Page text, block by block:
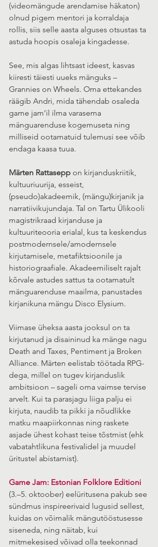
(videomängude arendamise häkaton)
olnud pigem mentori ja korraldaja
rollis, siis selle aasta alguses otsustas ta
astuda hoopis osaleja kingadesse.
See, mis algas lihtsast ideest, kasvas
kiiresti täiesti uueks mänguks –
Grannies on Wheels. Oma ettekandes
räägib Andri, mida tähendab osaleda
game jam’il ilma varasema
mänguarenduse kogemuseta ning
milliseid ootamatuid tulemusi see võib
endaga kaasa tuua.
Märten Rattasepp on kirjanduskriitik,
kultuuriuurija, esseist,
(pseudo)akadeemik, (mängu)kirjanik ja
narratiivikujundaja. Tal on Tartu Ülikooli
magistrikraad kirjanduse ja
kultuuriteooria erialal, kus ta keskendus
postmodernsele/amodernsele
kirjutamisele, metafiktsioonile ja
historiograafiale. Akadeemiliselt rajalt
kõrvale astudes sattus ta ootamatult
mänguarenduse maailma, panustades
kirjanikuna mängu Disco Elysium.
Viimase üheksa aasta jooksul on ta
kirjutanud ja disaininud ka mänge nagu
Death and Taxes, Pentiment ja Broken
Alliance. Märten eelistab töötada RPG-
dega, millel on tugev kirjanduslik
ambitsioon – sageli oma vaimse tervise
arvelt. Kui ta parasjagu liiga palju ei
kirjuta, naudib ta pikki ja nõudlikke
matku maapiirkonnas ning raskete
asjade ühest kohast teise tõstmist (ehk
vabatahtlikuna festivalidel ja muudel
üritustel abistamist).
Game Jam: Estonian Folklore Editioni
(3.–5. oktoober) eelüritusena pakub see
sündmus inspireerivaid lugusid sellest,
kuidas on võimalik mängutööstusesse
siseneda, ning näitab, kui
mitmekesised võivad olla teekonnad